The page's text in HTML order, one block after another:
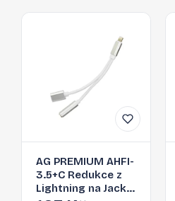
AG PREMIUM AHFI-
3.5+C Redukce z
Lightning na Jack